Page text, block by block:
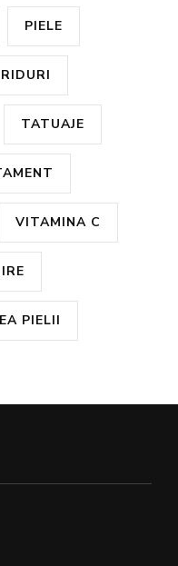
PIELE
RIDURI
TATUAJE
VITAMINA C
PIELII